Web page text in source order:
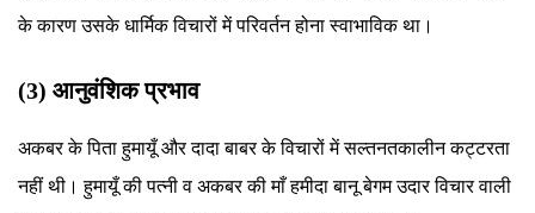
के कारण उसके धार्मिक विचारों में परिवर्तन होना स्वाभाविक था।
(3) आनुवंशिक प्रभाव
अकबर के पिता हुमायूँ और दादा बाबर के विचारों में सल्तनतकालीन कट्टरता
नहीं थी। हुमायूँ की पत्नी व अकबर की माँ हमीदा बानू बेगम उदार विचार वाली